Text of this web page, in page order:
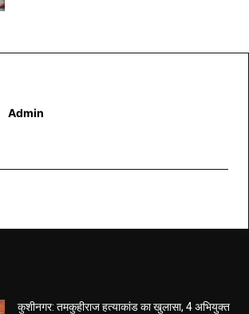
Admin
कुशीनगर: तमकुहीराज हत्याकांड का खुलासा, 4 अभियुक्त